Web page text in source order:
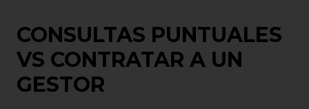
CONSULTAS PUNTUALES
VS CONTRATAR A UN
GESTOR